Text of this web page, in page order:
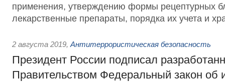
применения, утверждению формы рецептурных
лекарственные препараты, порядка их учета и
2 августа 2019, Антитеррористическая безопасность
Президент России подписал
Правительством Федеральный закон об